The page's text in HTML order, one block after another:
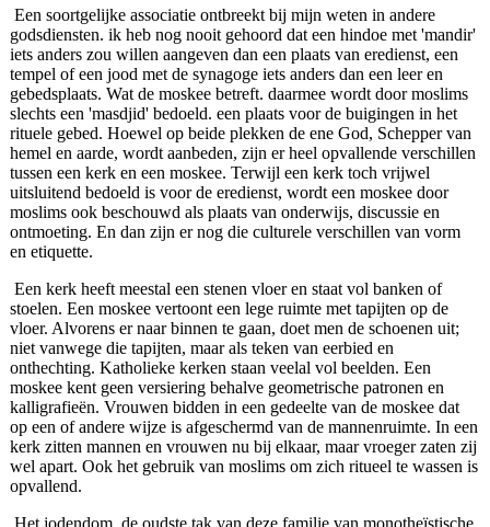
Een soortgelijke associatie ontbreekt bij mijn weten in andere
godsdiensten. ik heb nog nooit gehoord dat een hindoe met 'mandir'
iets anders zou willen aangeven dan een plaats van eredienst, een
tempel of een jood met de synagoge iets anders dan een leer en
gebedsplaats. Wat de moskee betreft. daarmee wordt door moslims
slechts een 'masdjid' bedoeld. een plaats voor de buigingen in het
rituele gebed. Hoewel op beide plekken de ene God, Schepper van
hemel en aarde, wordt aanbeden, zijn er heel opvallende verschillen
tussen een kerk en een moskee. Terwijl een kerk toch vrijwel
uitsluitend bedoeld is voor de eredienst, wordt een moskee door
moslims ook beschouwd als plaats van onderwijs, discussie en
ontmoeting. En dan zijn er nog die culturele verschillen van vorm
en etiquette.
Een kerk heeft meestal een stenen vloer en staat vol banken of
stoelen. Een moskee vertoont een lege ruimte met tapijten op de
vloer. Alvorens er naar binnen te gaan, doet men de schoenen uit;
niet vanwege die tapijten, maar als teken van eerbied en
onthechting. Katholieke kerken staan veelal vol beelden. Een
moskee kent geen versiering behalve geometrische patronen en
kalligrafieën. Vrouwen bidden in een gedeelte van de moskee dat
op een of andere wijze is afgeschermd van de mannenruimte. In een
kerk zitten mannen en vrouwen nu bij elkaar, maar vroeger zaten zij
wel apart. Ook het gebruik van moslims om zich ritueel te wassen is
opvallend.